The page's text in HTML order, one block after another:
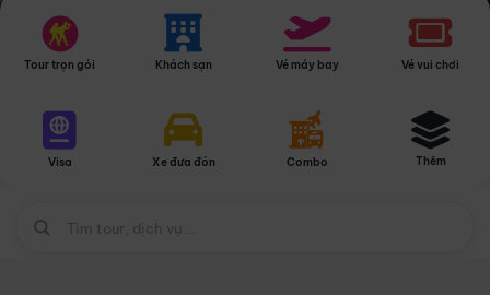
Tour trọn gói Khách sạn Vé máy bay Vé vui chơi
Visa Xe đưa đón Combo Thêm